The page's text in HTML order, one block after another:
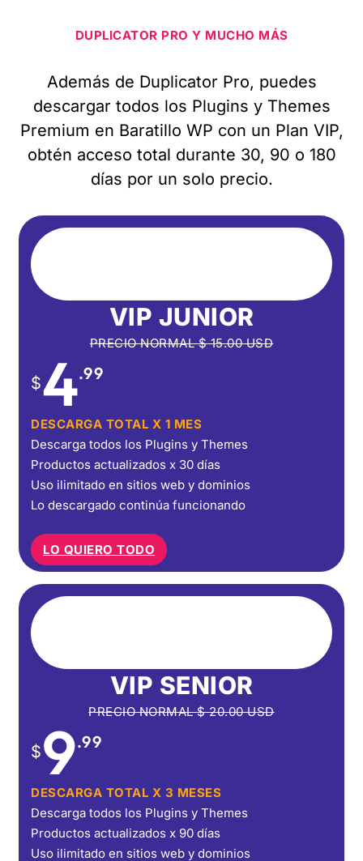
DUPLICATOR PRO Y MUCHO MÁS
Además de Duplicator Pro, puedes
descargar todos los Plugins y Themes
Premium en Baratillo WP con un Plan VIP,
obtén acceso total durante 30, 90 o 180
días por un solo precio.
VIP JUNIOR
PRECIO NORMAL$15.00USD
$4.99
DESCARGA TOTAL X 1 MES
Descarga todos los Plugins y Themes
Productos actualizados x 30 días
Uso ilimitado en sitios web y dominios
Lo descargado continúa funcionando
LO QUIERO TODO
VIP SENIOR
PRECIO NORMAL$20.00USD
$9.99
DESCARGA TOTAL X 3 MESES
Descarga todos los Plugins y Themes
Productos actualizados x 90 días
Uso ilimitado en sitios web y dominios